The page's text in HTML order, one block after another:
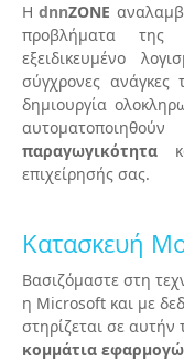
ΗdnnZONE
προβλήματα της
εξειδικευμένο
σύγχρονες
δημιουργία
παραγωγικότητα
επιχείρησής σας.
Κατασκευή
Βασιζόμαστε στη
η Microsoft και με
στηρίζεται σε αυτήν
κομμάτια